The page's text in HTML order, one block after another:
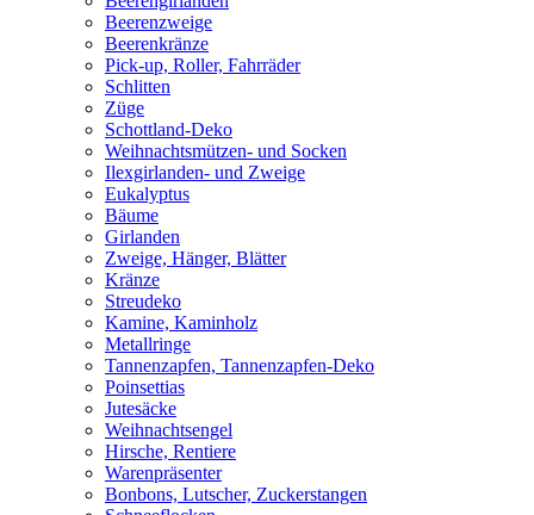
Beerenzweige
Beerenkränze
Pick-up, Roller, Fahrräder
Schlitten
Züge
Schottland-Deko
Weihnachtsmützen- und Socken
Ilexgirlanden- und Zweige
Eukalyptus
Bäume
Girlanden
Zweige, Hänger, Blätter
Kränze
Streudeko
Kamine, Kaminholz
Metallringe
Tannenzapfen, Tannenzapfen-Deko
Poinsettias
Jutesäcke
Weihnachtsengel
Hirsche, Rentiere
Warenpräsenter
Bonbons, Lutscher, Zuckerstangen